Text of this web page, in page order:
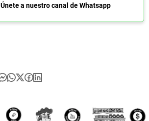
Únete a nuestro canal de Whatsapp